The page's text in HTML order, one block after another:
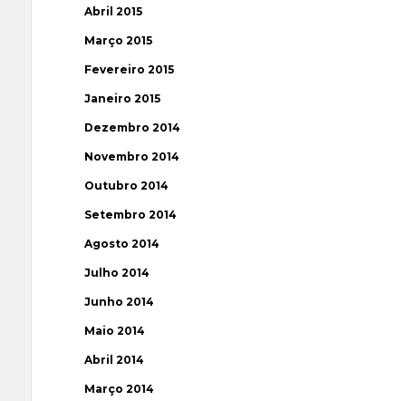
Abril 2015
Março 2015
Fevereiro 2015
Janeiro 2015
Dezembro 2014
Novembro 2014
Outubro 2014
Setembro 2014
Agosto 2014
Julho 2014
Junho 2014
Maio 2014
Abril 2014
Março 2014